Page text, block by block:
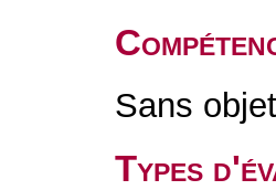
Sans objet
Types